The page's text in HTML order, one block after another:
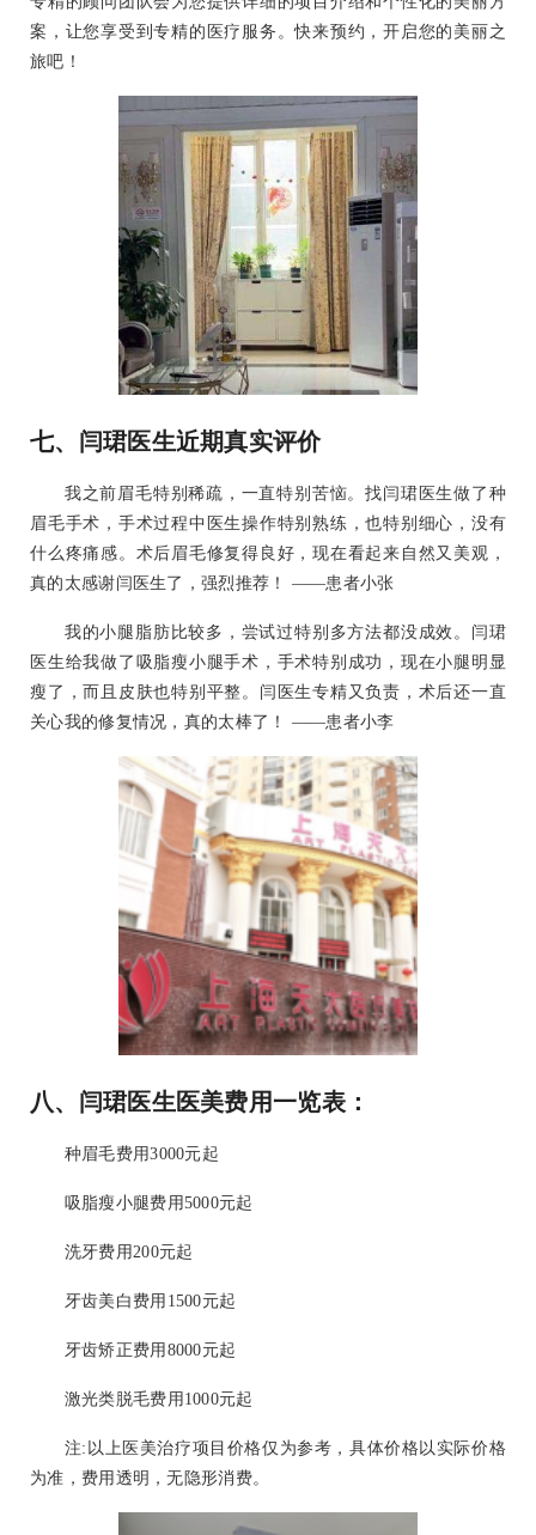
案，让您享受到专精的医疗服务。快来预约，开启您的美丽之
旅吧！
七、闫珺医生近期真实评价
我之前眉毛特别稀疏，一直特别苦恼。找闫珺医生做了种
眉毛手术，手术过程中医生操作特别熟练，也特别细心，没有
什么疼痛感。术后眉毛修复得良好，现在看起来自然又美观，
真的太感谢闫医生了，强烈推荐！ ——患者小张
我的小腿脂肪比较多，尝试过特别多方法都没成效。闫珺
医生给我做了吸脂瘦小腿手术，手术特别成功，现在小腿明显
瘦了，而且皮肤也特别平整。闫医生专精又负责，术后还一直
关心我的修复情况，真的太棒了！ ——患者小李
八、闫珺医生医美费用一览表：
种眉毛费用3000元起
吸脂瘦小腿费用5000元起
洗牙费用200元起
牙齿美白费用1500元起
牙齿矫正费用8000元起
激光类脱毛费用1000元起
注:以上医美治疗项目价格仅为参考，具体价格以实际价格
为准，费用透明，无隐形消费。